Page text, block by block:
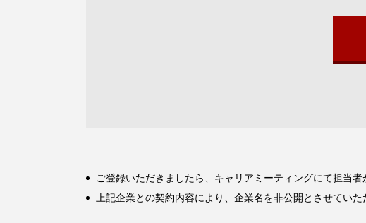
ご登録いただきましたら、キャリアミーティングにて担当
上記企業との契約内容により、企業名を非公開とさせていた